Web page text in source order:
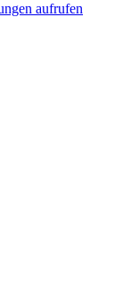
aufrufen